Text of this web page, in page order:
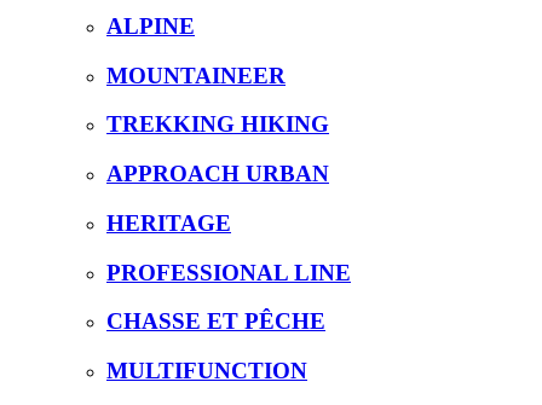
ALPINE
MOUNTAINEER
TREKKING HIKING
APPROACH URBAN
HERITAGE
PROFESSIONAL LINE
CHASSE ET PÊCHE
MULTIFUNCTION